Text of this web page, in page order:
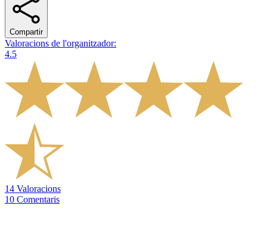
Compartir
Valoracions de l'organitzador:
4.5
14 Valoracions
10 Comentaris